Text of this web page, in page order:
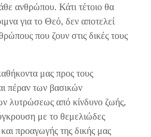
ανθρώπου. Κάτι τέτοιο θα
για το Θεό, δεν αποτελεί
που ζουν στις δικές τους
μας προς τους
πέραν των βασικών
λυτρώσεως από κίνδυνο ζωής,
με το θεμελιώδες
προαγωγής της δικής μας